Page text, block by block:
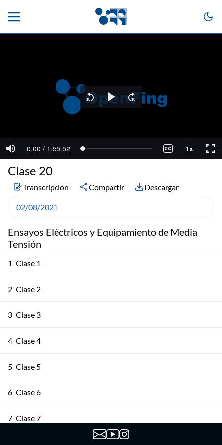
Ensayos Eléctricos y Equipamiento de Media
Tensión
1 Clase 1
2 Clase 2
3 Clase 3
4 Clase 4
5 Clase 5
6 Clase 6
7 Clase 7
Clase 20
Transcripción Compartir Descargar
02/08/2021